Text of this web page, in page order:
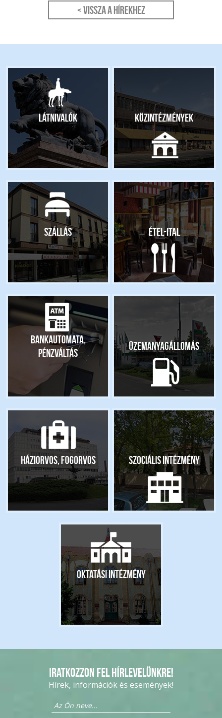
< Vissza a hírekhez
Látnivalók Közintézmények
Szállás Étel-ital
Bankautomata,
pénzváltás
Üzemanyagállomás
Háziorvos, fogorvos Szociális intézmény
Oktatási intézmény
Iratkozzon fel hírlevelünkre!
Hírek, információk és események!